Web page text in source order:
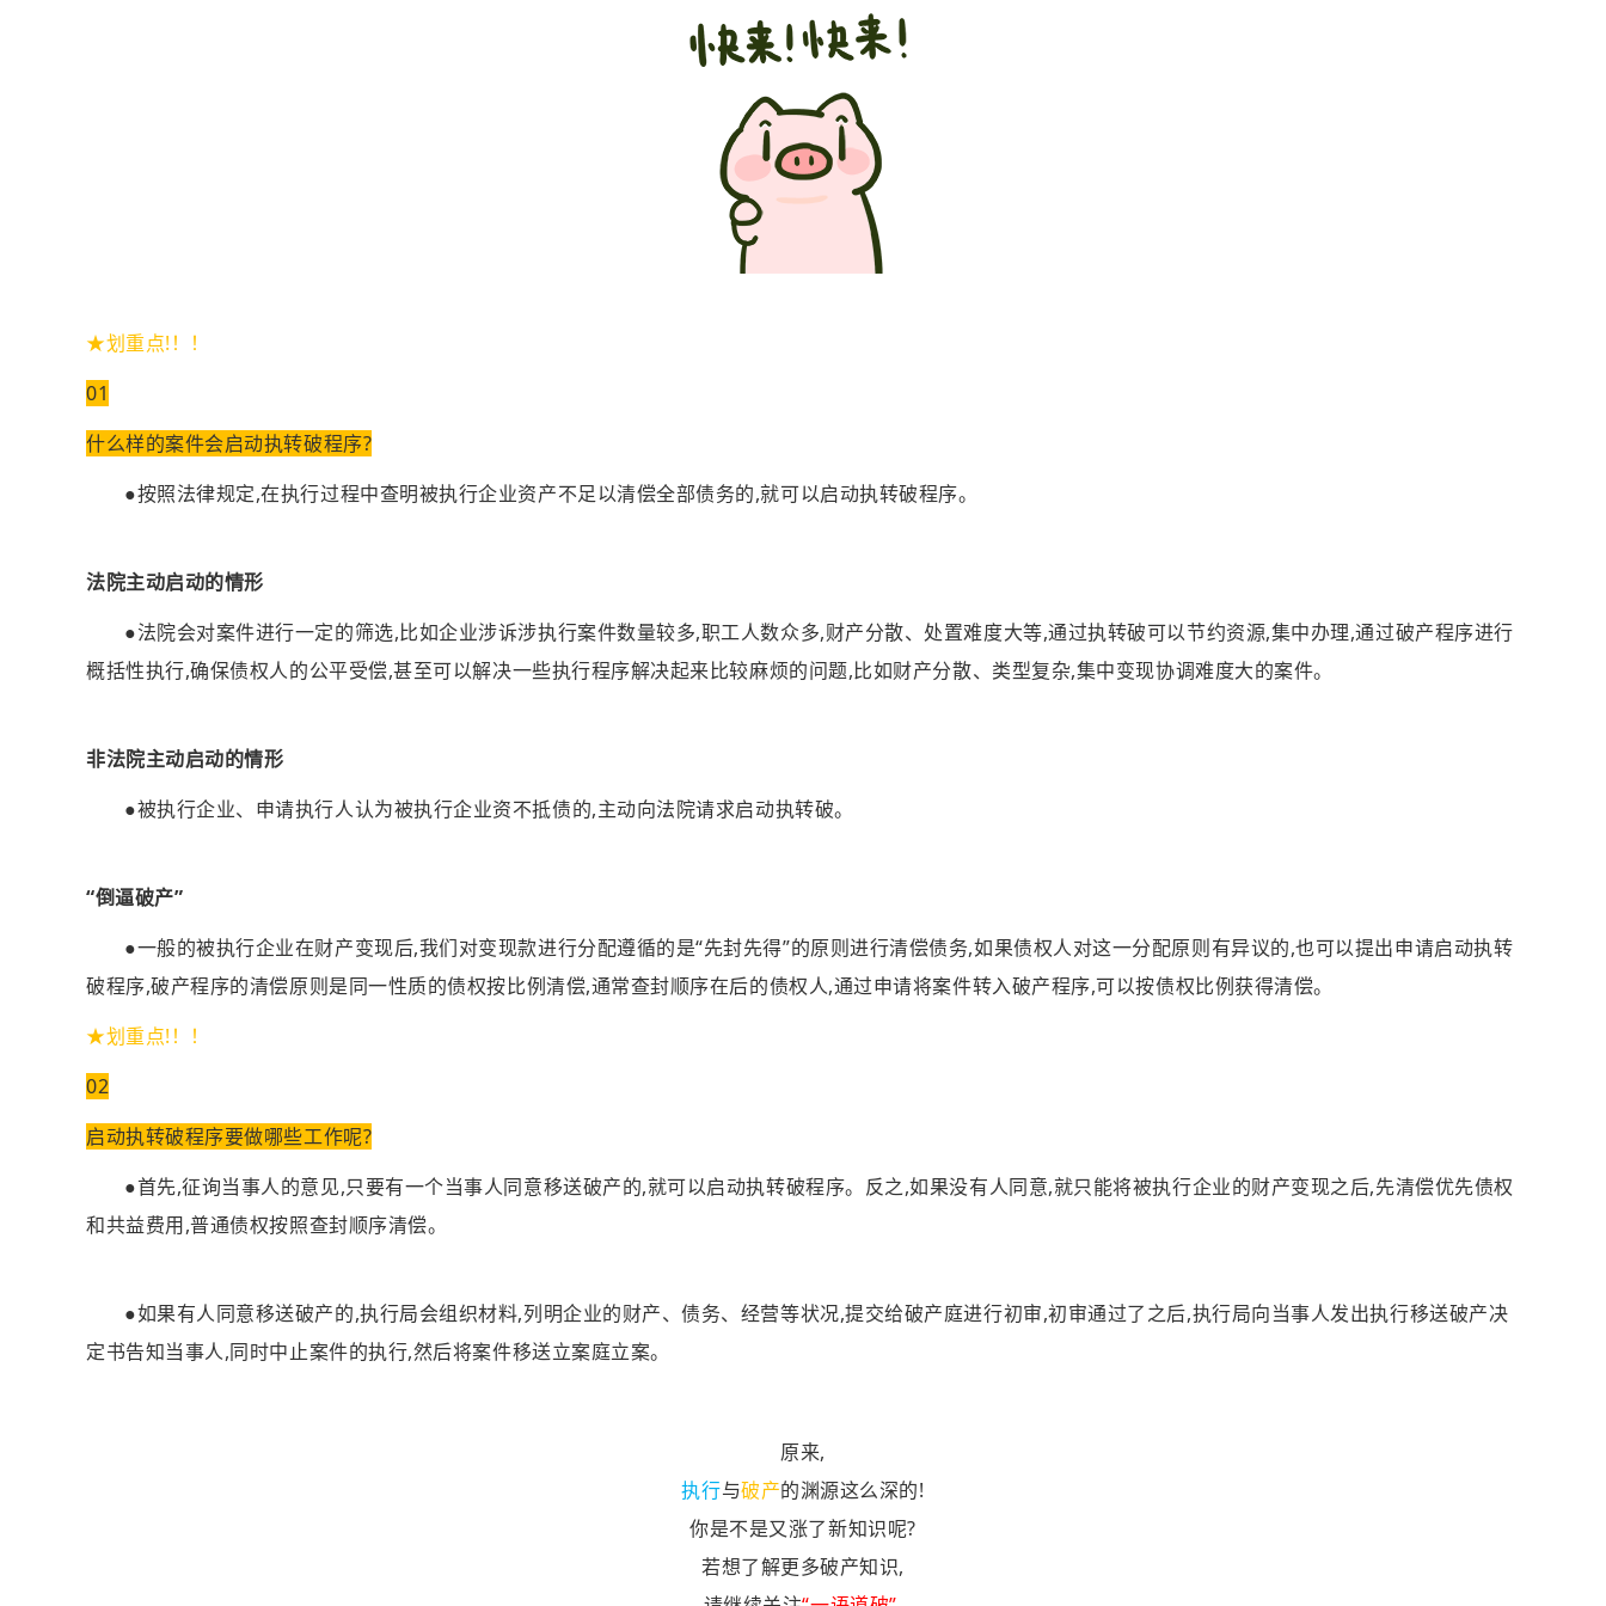
★划重点!！！
01
什么样的案件会启动执转破程序?
●按照法律规定,在执行过程中查明被执行企业资产不足以清偿全部债务的,就可以启动执转破程序。
法院主动启动的情形
●法院会对案件进行一定的筛选,比如企业涉诉涉执行案件数量较多,职工人数众多,财产分散、处置难度大等,通过执转破可以节约资源,集中办理,通过破产程序进行
概括性执行,确保债权人的公平受偿,甚至可以解决一些执行程序解决起来比较麻烦的问题,比如财产分散、类型复杂,集中变现协调难度大的案件。
非法院主动启动的情形
●被执行企业、申请执行人认为被执行企业资不抵债的,主动向法院请求启动执转破。
“倒逼破产”
●一般的被执行企业在财产变现后,我们对变现款进行分配遵循的是“先封先得”的原则进行清偿债务,如果债权人对这一分配原则有异议的,也可以提出申请启动执转
破程序,破产程序的清偿原则是同一性质的债权按比例清偿,通常查封顺序在后的债权人,通过申请将案件转入破产程序,可以按债权比例获得清偿。
★划重点!！！
02
启动执转破程序要做哪些工作呢?
●首先,征询当事人的意见,只要有一个当事人同意移送破产的,就可以启动执转破程序。反之,如果没有人同意,就只能将被执行企业的财产变现之后,先清偿优先债权
和共益费用,普通债权按照查封顺序清偿。
●如果有人同意移送破产的,执行局会组织材料,列明企业的财产、债务、经营等状况,提交给破产庭进行初审,初审通过了之后,执行局向当事人发出执行移送破产决
定书告知当事人,同时中止案件的执行,然后将案件移送立案庭立案。
原来,
执行与破产的渊源这么深的!
你是不是又涨了新知识呢?
若想了解更多破产知识,